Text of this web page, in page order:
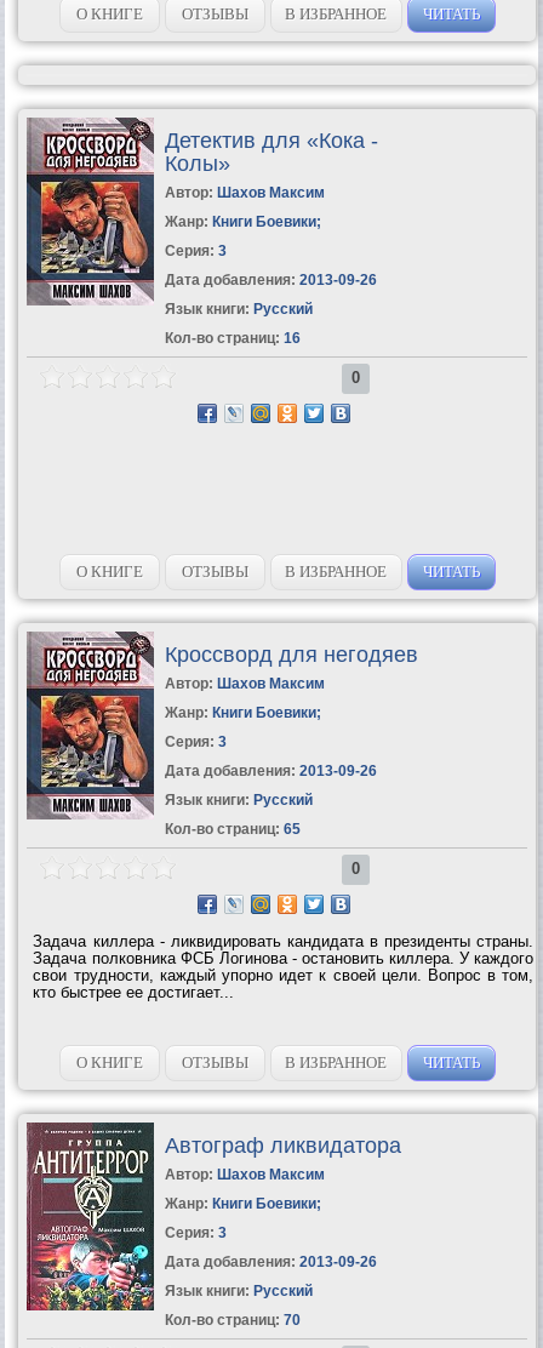
О КНИГЕ ОТЗЫВЫ В ИЗБРАННОЕ ЧИТАТЬ
Детектив для «Кока -
Колы»
Автор: Шахов Максим
Жанр: Книги Боевики;
Серия: 3
Дата добавления: 2013-09-26
Язык книги: Русский
Кол-во страниц: 16
0
О КНИГЕ ОТЗЫВЫ В ИЗБРАННОЕ ЧИТАТЬ
Кроссворд для негодяев
Автор: Шахов Максим
Жанр: Книги Боевики;
Серия: 3
Дата добавления: 2013-09-26
Язык книги: Русский
Кол-во страниц: 65
0
Задача киллера - ликвидировать кандидата в президенты страны.
Задача полковника ФСБ Логинова - остановить киллера. У каждого
свои трудности, каждый упорно идет к своей цели. Вопрос в том,
кто быстрее ее достигает...
О КНИГЕ ОТЗЫВЫ В ИЗБРАННОЕ ЧИТАТЬ
Автограф ликвидатора
Автор: Шахов Максим
Жанр: Книги Боевики;
Серия: 3
Дата добавления: 2013-09-26
Язык книги: Русский
Кол-во страниц: 70